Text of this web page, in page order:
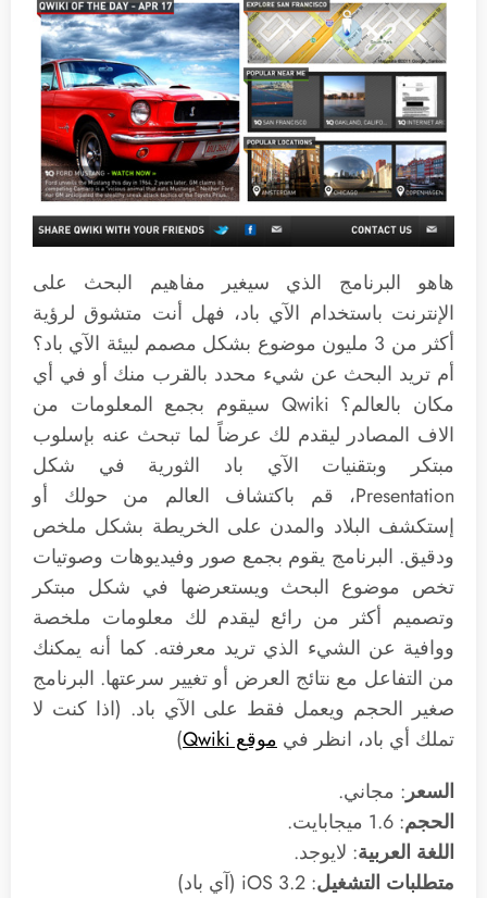
هاهو البرنامج الذي سيغير مفاهيم البحث على
الإنترنت باستخدام الآي باد، فهل أنت متشوق لرؤية
أكثر من 3 مليون موضوع بشكل مصمم لبيئة الآي باد؟
أم تريد البحث عن شيء محدد بالقرب منك أو في أي
مكان بالعالم؟ Qwiki سيقوم بجمع المعلومات من
الاف المصادر ليقدم لك عرضاً لما تبحث عنه بإسلوب
مبتكر وبتقنيات الآي باد الثورية في شكل
Presentation، قم باكتشاف العالم من حولك أو
إستكشف البلاد والمدن على الخريطة بشكل ملخص
ودقيق. البرنامج يقوم بجمع صور وفيديوهات وصوتيات
تخص موضوع البحث ويستعرضها في شكل مبتكر
وتصميم أكثر من رائع ليقدم لك معلومات ملخصة
ووافية عن الشيء الذي تريد معرفته. كما أنه يمكنك
من التفاعل مع نتائج العرض أو تغيير سرعتها. البرنامج
صغير الحجم ويعمل فقط على الآي باد. (اذا كنت لا
تملك أي باد، انظر في موقع Qwiki
)
السعر: مجاني.
الحجم: 1.6 ميجابايت.
اللغة العربية: لايوجد.
متطلبات التشغيل: 3.2 iOS (آي باد)